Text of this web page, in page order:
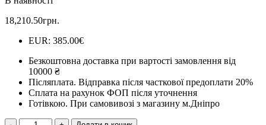
0
5
18,210.50грн.
EUR: 385.00€
Безкоштовна доставка при вартості замовлення від
10000 ₴
Післяплата. Відправка після часткової предоплати 20%
Сплата на рахунок ФОП після уточнення
Готівкою. При самовивозі з магазину м.Дніпро